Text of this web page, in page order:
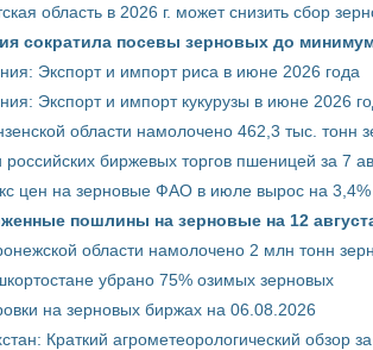
область в 2026 г. может снизить сбор
сократила посевы зерновых до
Экспорт и импорт риса в июне 2026 года
Экспорт и импорт кукурузы в июне 2026
области намолочено 462,3 тыс. тонн
российских биржевых торгов пшеницей за 7
цен на зерновые ФАО в июле вырос на 3,4%
пошлины на зерновые на 12
области намолочено 2 млн тонн
убрано 75% озимых зерновых
на зерновых биржах на 06.08.2026
Краткий агрометеорологический обзор